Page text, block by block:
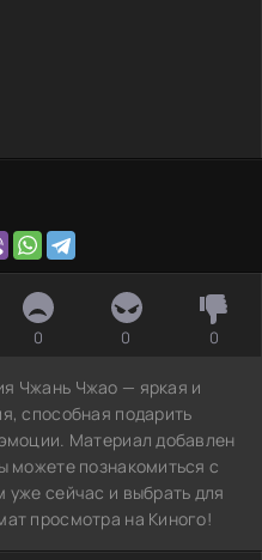
0 0 0
Чжань Чжао — яркая и
способная подарить
Материал добавлен
можете познакомиться с
уже сейчас и выбрать для
просмотра на Киного!